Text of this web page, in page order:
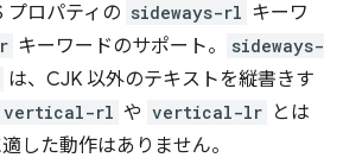
プロパティの sideways-rl キーワ
キーワードのサポート。
sideways-
は、CJK 以外のテキストを縦書きす
vertical-rl や vertical-lr とは
した動作はありません。